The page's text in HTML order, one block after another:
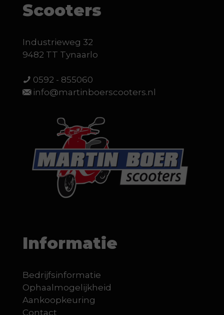
Scooters
Industrieweg 32
9482 TT Tynaarlo
0592 - 855060
info@martinboerscooters.nl
Informatie
Bedrijfsinformatie
Ophaalmogelijkheid
Aankoopkeuring
Contact